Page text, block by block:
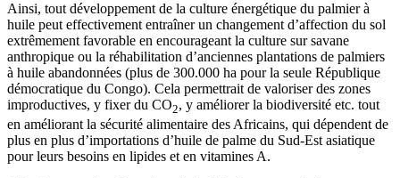
Ainsi, tout développement de la culture énergétique du palmier à
huile peut effectivement entraîner un changement d’affection du sol
extrêmement favorable en encourageant la culture sur savane
anthropique ou la réhabilitation d’anciennes plantations de palmiers
à huile abandonnées (plus de 300.000 ha pour la seule République
démocratique du Congo). Cela permettrait de valoriser des zones
improductives, y fixer du CO2, y améliorer la biodiversité etc. tout
en améliorant la sécurité alimentaire des Africains, qui dépendent de
plus en plus d’importations d’huile de palme du Sud-Est asiatique
pour leurs besoins en lipides et en vitamines A.